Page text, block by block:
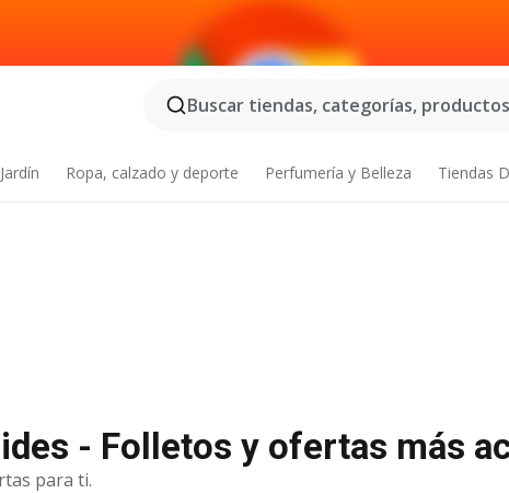
Buscar tiendas, categorías,
Ropa, calzado y deporte Perfumería y Belleza Tiendas
- Folletos y ofertas más
para ti.